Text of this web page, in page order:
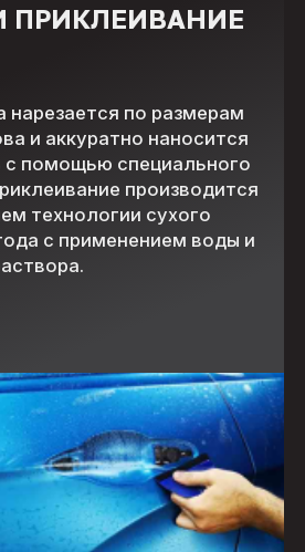
ПРИКЛЕИВАНИЕ
нарезается по размерам
и аккуратно наносится
с помощью специального
производится
технологии сухого
с применением воды и